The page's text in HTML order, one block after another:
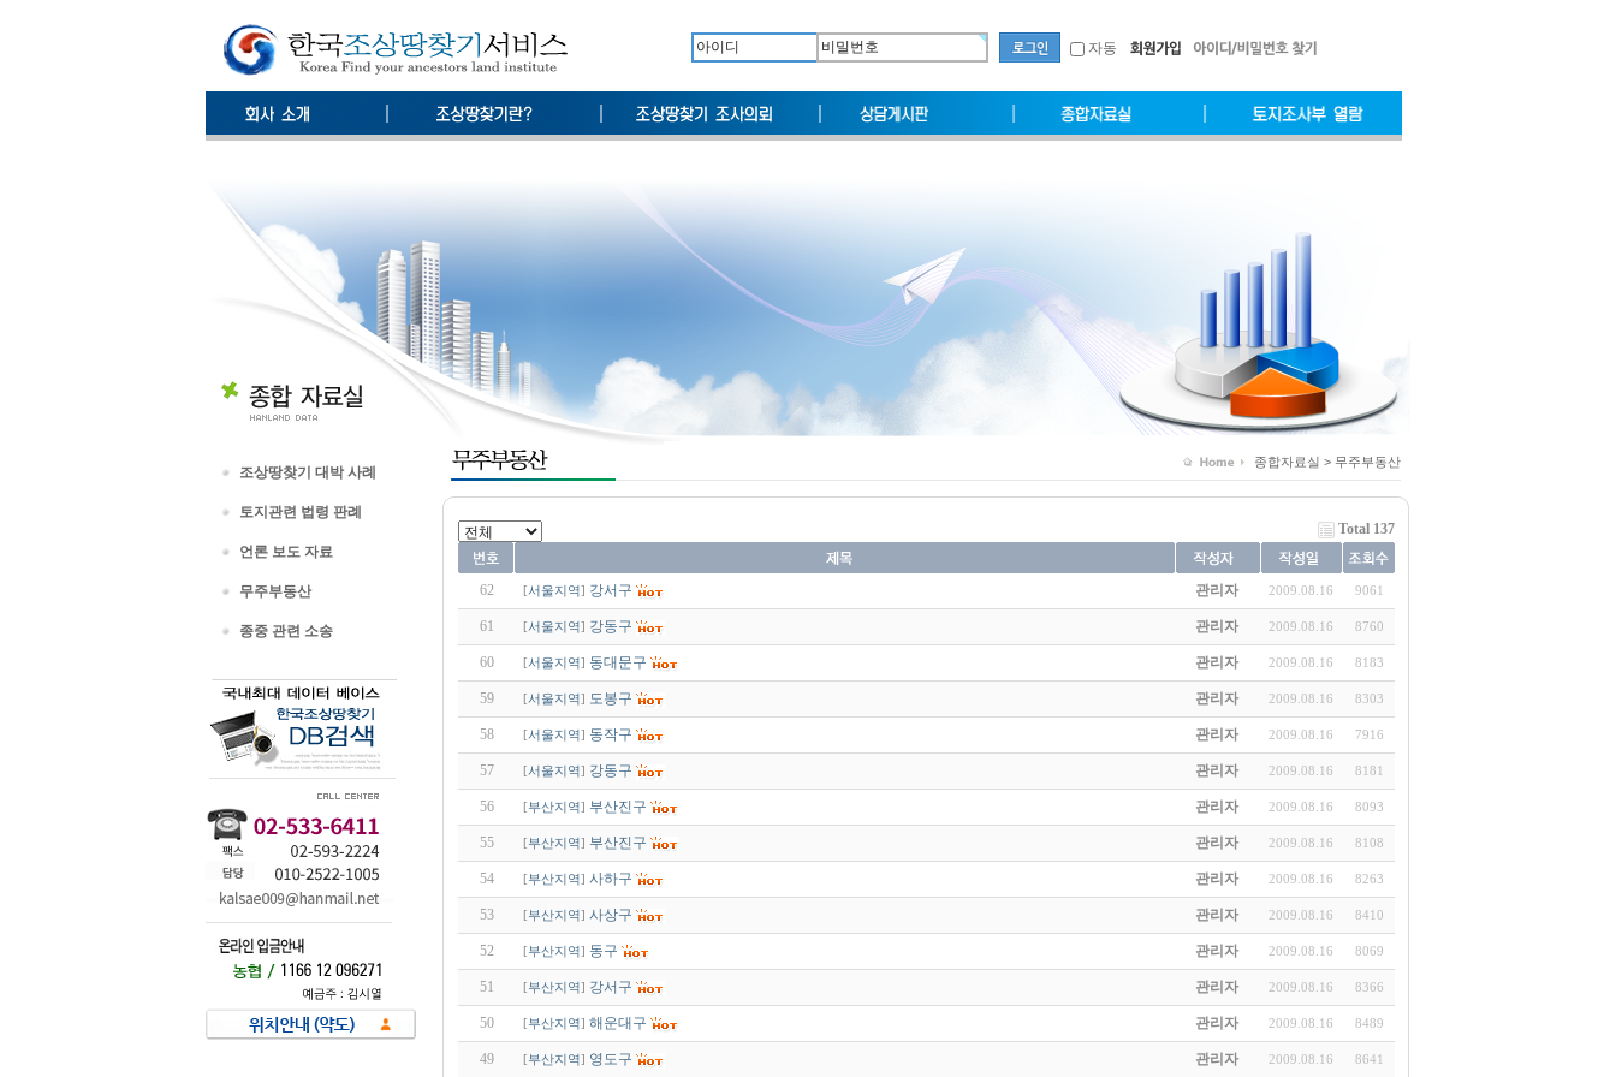
자동
조상땅찾기 대박 사례
토지관련 법령 판례
언론 보도 자료
무주부동산
종중 관련 소송
종합자료실 > 무주부동산
Total 137
62 [서울지역] 강서구 관리자 2009.08.16 9061
61 [서울지역] 강동구 관리자 2009.08.16 8760
60 [서울지역] 동대문구 관리자 2009.08.16 8183
59 [서울지역] 도봉구 관리자 2009.08.16 8303
58 [서울지역] 동작구 관리자 2009.08.16 7916
57 [서울지역] 강동구 관리자 2009.08.16 8181
56 [부산지역] 부산진구 관리자 2009.08.16 8093
55 [부산지역] 부산진구 관리자 2009.08.16 8108
54 [부산지역] 사하구 관리자 2009.08.16 8263
53 [부산지역] 사상구 관리자 2009.08.16 8410
52 [부산지역] 동구 관리자 2009.08.16 8069
51 [부산지역] 강서구 관리자 2009.08.16 8366
50 [부산지역] 해운대구 관리자 2009.08.16 8489
49 [부산지역] 영도구 관리자 2009.08.16 8641